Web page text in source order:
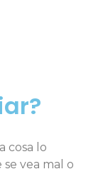
cosa lo
vea mal o